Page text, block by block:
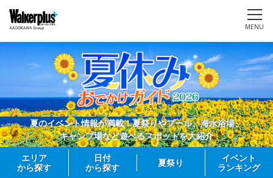
MENU
夏のイベント情報が満載！夏祭りやプール、海水浴場、
キャンプ場など遊べるスポットを大紹介
エリア
から探す
日付
から探す
夏祭り
イベント
ランキング